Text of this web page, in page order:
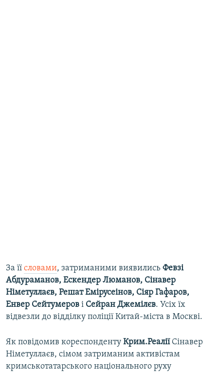
За її словами, затриманими виявились Февзі
Абдураманов, Ескендер Люманов, Сінавер
Німетуллаєв, Решат Емірусеінов, Сіяр Гафаров,
Енвер Сейтумеров і Сейран Джемілєв. Усіх їх
відвезли до відділку поліції Китай-міста в Москві.
Як повідомив кореспонденту Крим.РеаліїСінавер
Німетуллаєв, сімом затриманим активістам
кримськотатарського національного руху